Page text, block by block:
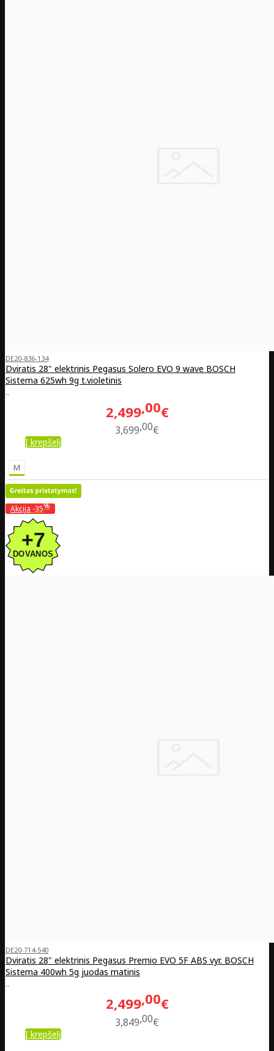
DE20-836-134
Dviratis 28" elektrinis Pegasus Solero EVO 9 wave BOSCH
Sistema 625wh 9g t.violetinis
..
2,499 00€
3,699 00€
Į krepšelį
M
Akcija -35%
DE20-714-540
Dviratis 28" elektrinis Pegasus Premio EVO 5F ABS vyr. BOSCH
Sistema 400wh 5g juodas matinis
..
2,499 00€
3,849 00€
Į krepšelį